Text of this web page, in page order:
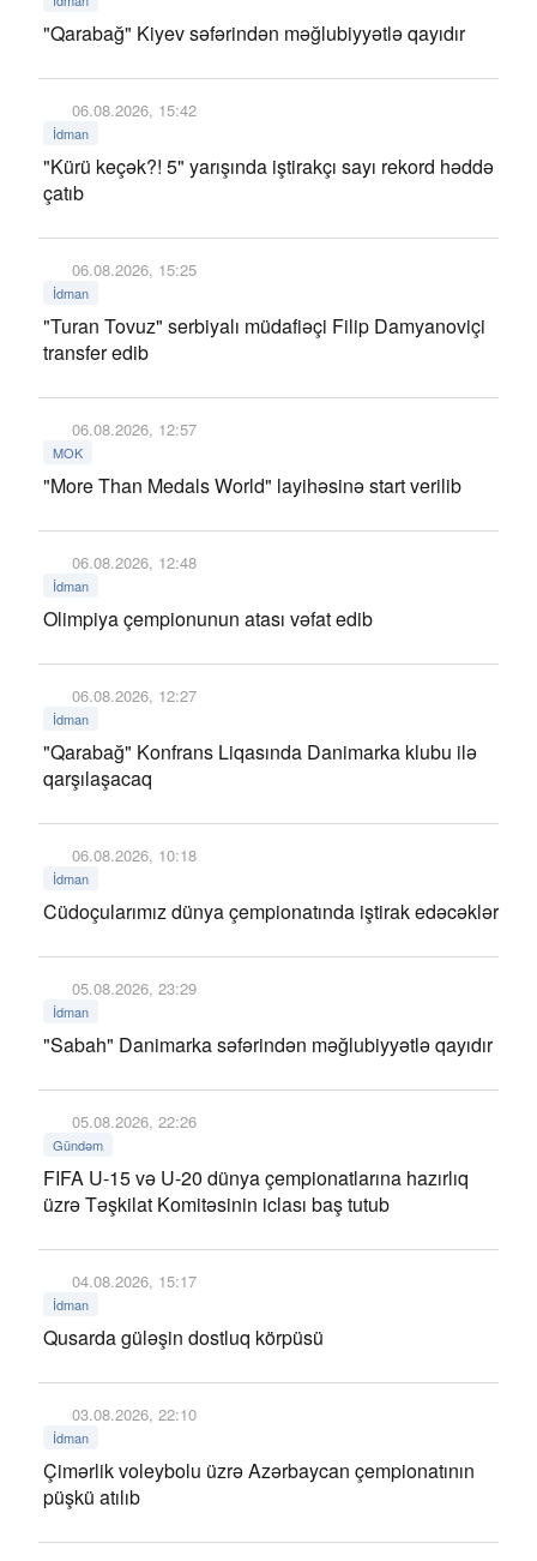
"Qarabağ" Kiyev səfərindən məğlubiyyətlə qayıdır
06.08.2026, 15:42
İdman
"Kürü keçək?! 5" yarışında iştirakçı sayı rekord həddə
çatıb
06.08.2026, 15:25
İdman
"Turan Tovuz" serbiyalı müdafiəçi Filip Damyanoviçi
transfer edib
06.08.2026, 12:57
MOK
"More Than Medals World" layihəsinə start verilib
06.08.2026, 12:48
İdman
Olimpiya çempionunun atası vəfat edib
06.08.2026, 12:27
İdman
"Qarabağ" Konfrans Liqasında Danimarka klubu ilə
qarşılaşacaq
06.08.2026, 10:18
İdman
Cüdoçularımız dünya çempionatında iştirak edəcəklər
05.08.2026, 23:29
İdman
"Sabah" Danimarka səfərindən məğlubiyyətlə qayıdır
05.08.2026, 22:26
Gündəm
FIFA U-15 və U-20 dünya çempionatlarına hazırlıq
üzrə Təşkilat Komitəsinin iclası baş tutub
04.08.2026, 15:17
İdman
Qusarda güləşin dostluq körpüsü
03.08.2026, 22:10
İdman
Çimərlik voleybolu üzrə Azərbaycan çempionatının
püşkü atılıb